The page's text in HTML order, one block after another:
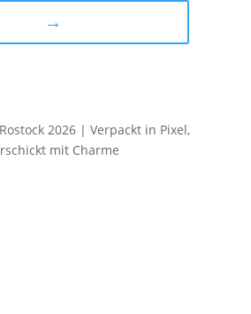
→
2026 | Verpackt in Pixel,
mit Charme